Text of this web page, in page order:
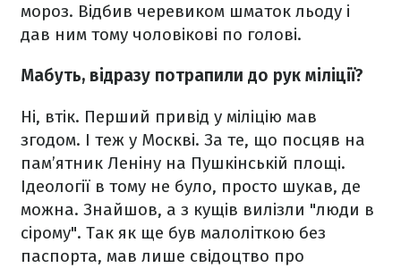
мороз. Відбив черевиком шматок льоду і
дав ним тому чоловікові по голові.
Мабуть, відразу потрапили до рук міліції?
Ні, втік. Перший привід у міліцію мав
згодом. І теж у Москві. За те, що посцяв на
пам’ятник Леніну на Пушкінській площі.
Ідеології в тому не було, просто шукав, де
можна. Знайшов, а з кущів вилізли "люди в
сірому". Так як ще був малоліткою без
паспорта, мав лише свідоцтво про